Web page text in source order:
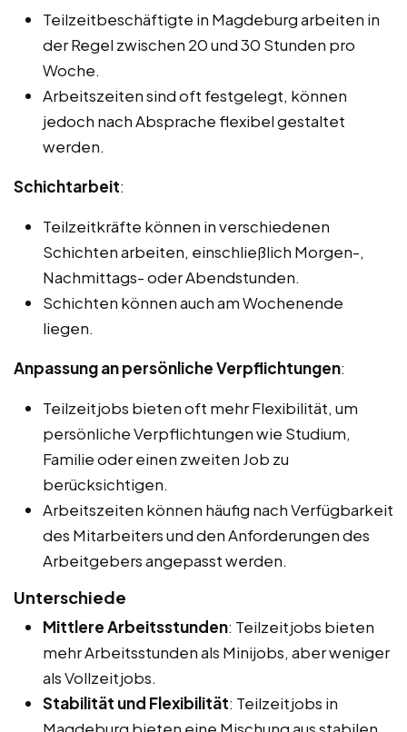
Teilzeitbeschäftigte in Magdeburg arbeiten in
der Regel zwischen 20 und 30 Stunden pro
Woche.
Arbeitszeiten sind oft festgelegt, können
jedoch nach Absprache flexibel gestaltet
werden.
Schichtarbeit:
Teilzeitkräfte können in verschiedenen
Schichten arbeiten, einschließlich Morgen-,
Nachmittags- oder Abendstunden.
Schichten können auch am Wochenende
liegen.
Anpassung an persönliche Verpflichtungen:
Teilzeitjobs bieten oft mehr Flexibilität, um
persönliche Verpflichtungen wie Studium,
Familie oder einen zweiten Job zu
berücksichtigen.
Arbeitszeiten können häufig nach Verfügbarkeit
des Mitarbeiters und den Anforderungen des
Arbeitgebers angepasst werden.
Unterschiede
Mittlere Arbeitsstunden: Teilzeitjobs bieten
mehr Arbeitsstunden als Minijobs, aber weniger
als Vollzeitjobs.
Stabilität und Flexibilität: Teilzeitjobs in